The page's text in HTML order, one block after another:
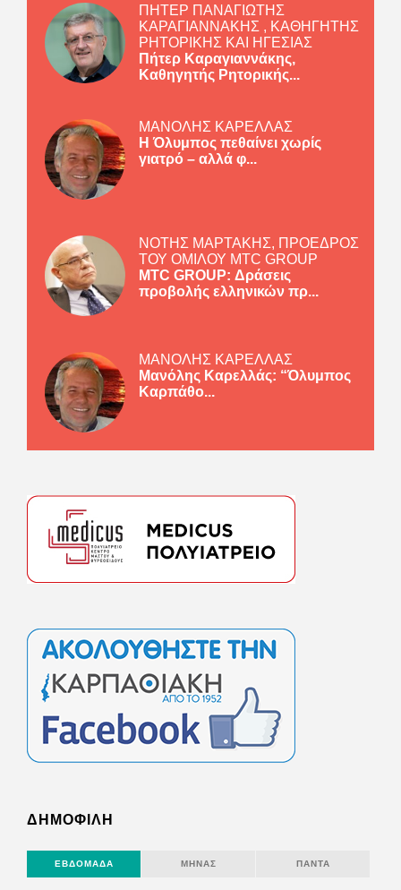
ΠΗΤΕΡ ΠΑΝΑΓΙΩΤΗΣ
ΚΑΡΑΓΙΑΝΝΑΚΗΣ , ΚΑΘΗΓΗΤΗΣ
ΡΗΤΟΡΙΚΗΣ ΚΑΙ ΗΓΕΣΙΑΣ
Πήτερ Καραγιαννάκης,
Καθηγητής Ρητορικής...
ΜΑΝΟΛΗΣ ΚΑΡΕΛΛΑΣ
Η Όλυμπος πεθαίνει χωρίς
γιατρό – αλλά φ...
ΝΟΤΗΣ ΜΑΡΤΑΚΗΣ, ΠΡΟΕΔΡΟΣ
ΤΟΥ ΟΜΙΛΟΥ MTC GROUP
MTC GROUP: Δράσεις
προβολής ελληνικών πρ...
ΜΑΝΟΛΗΣ ΚΑΡΕΛΛΑΣ
Μανόλης Καρελλάς: “Όλυμπος
Καρπάθο...
ΔΗΜΟΦΙΛΗ
ΕΒΔΟΜΆΔΑ ΜΉΝΑΣ ΠΆΝΤΑ